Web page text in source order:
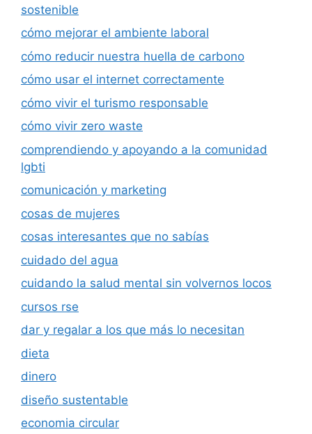
sostenible
cómo mejorar el ambiente laboral
cómo reducir nuestra huella de carbono
cómo usar el internet correctamente
cómo vivir el turismo responsable
cómo vivir zero waste
comprendiendo y apoyando a la comunidad
lgbti
comunicación y marketing
cosas de mujeres
cosas interesantes que no sabías
cuidado del agua
cuidando la salud mental sin volvernos locos
cursos rse
dar y regalar a los que más lo necesitan
dieta
dinero
diseño sustentable
economia circular